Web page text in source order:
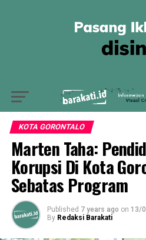
KOTA GORONTALO
Marten Taha:
Korupsi Di Kota
Sebatas Program
Published 7 years ago on 13/
By Redaksi Barakati